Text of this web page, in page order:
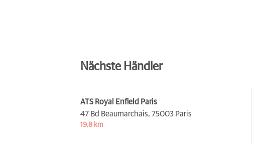
Nächste Händler
ATS Royal Enfield Paris
47 Bd Beaumarchais, 75003 Paris
19,8 km